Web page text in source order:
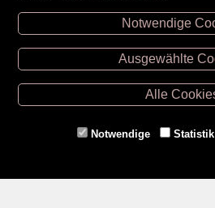
Unsere
Retz -02942/
Hollabrunn -
Eggenburg -
Gmünd -
Notwendige
Ausgewählte
Alle
Notwendige Statistik